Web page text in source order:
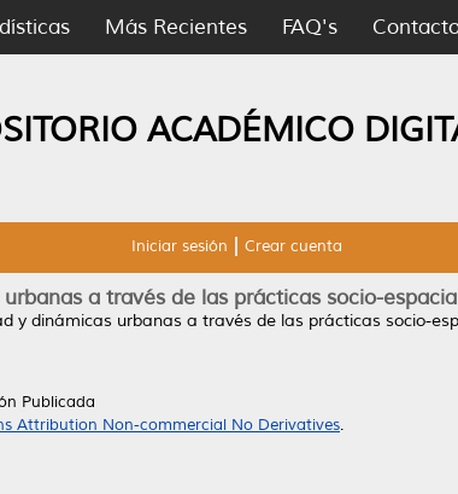
Más Recientes FAQ's
ACADÉMICO
Iniciar sesión Crear cuenta
a través de las prácticas socio-
y dinámicas urbanas a través de las prácticas socio-
Publicada
Attribution Non-commercial No Derivatives.